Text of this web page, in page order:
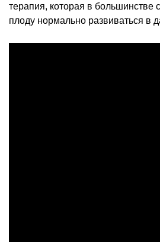
терапия, которая в большинстве
плоду нормально развиваться в